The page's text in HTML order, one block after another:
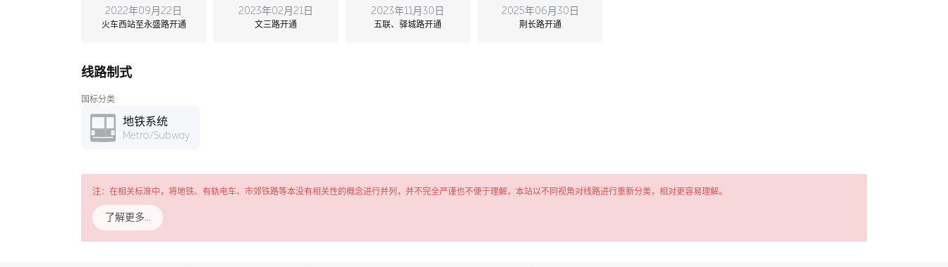
2022年09月22日
火车西站至永盛路开通
2023年02月21日
文三路开通
2023年11月30日
五联、驿城路开通
2025年06月30日
荆长路开通
线路制式
国标分类
地铁系统
Metro/Subway
注：在相关标准中，将地铁、有轨电车、市郊铁路等本没有相关性的概念进行并列，并不完全严谨也不便于理解，本站以不同视角对线路进行重新分类，相对更容易理解。
了解更多…